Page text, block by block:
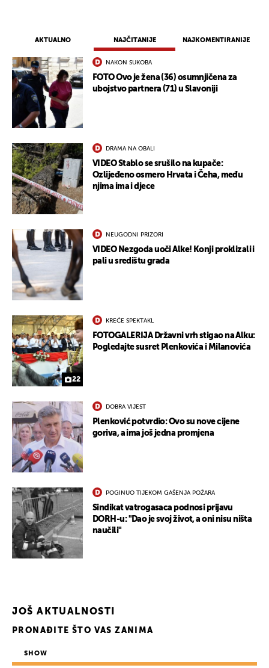
AKTUALNO NAJČITANIJE NAJKOMENTIRANIJE
NAKON SUKOBA
FOTO Ovo je žena (36) osumnjičena za
ubojstvo partnera (71) u Slavoniji
DRAMA NA OBALI
VIDEO Stablo se srušilo na kupače:
Ozlijeđeno osmero Hrvata i Čeha, među
njima ima i djece
NEUGODNI PRIZORI
VIDEO Nezgoda uoči Alke! Konji proklizali i
pali u središtu grada
22
KREĆE SPEKTAKL
FOTOGALERIJA Državni vrh stigao na Alku:
Pogledajte susret Plenkovića i Milanovića
DOBRA VIJEST
Plenković potvrdio: Ovo su nove cijene
goriva, a ima još jedna promjena
POGINUO TIJEKOM GAŠENJA POŽARA
Sindikat vatrogasaca podnosi prijavu
DORH-u: "Dao je svoj život, a oni nisu ništa
naučili"
JOŠ AKTUALNOSTI
PRONAĐITE ŠTO VAS ZANIMA
SHOW
UKLJUČITE NOTIFIKACIJE